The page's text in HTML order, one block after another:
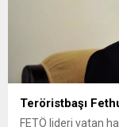
Teröristbaşı
FETÖ lideri vatan